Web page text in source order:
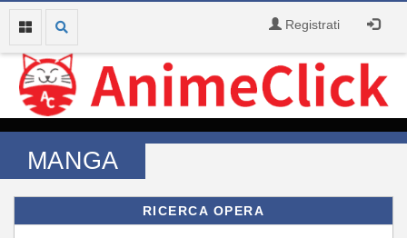
Registrati
MANGA
RICERCA OPERA